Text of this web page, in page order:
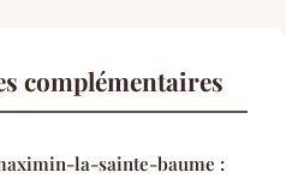
complémentaires
la-sainte-baume :